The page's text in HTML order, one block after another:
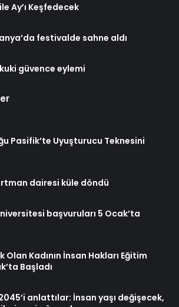
Ay’ı Keşfedecek
festivalde sahne aldı
güvence eylemi
Pasifik’te Uyuşturucu Teknesini
dairesi küle döndü
başvuruları 5 Ocak’ta
Olan Kadının İnsan Hakları Eğitim
Başladı
anlattılar: İnsan yaşı değişecek,